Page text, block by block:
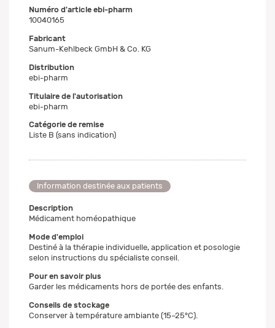
Numéro d'article ebi-pharm
10040165
Fabricant
Sanum-Kehlbeck GmbH & Co. KG
Distribution
ebi-pharm
Titulaire de l'autorisation
ebi-pharm
Catégorie de remise
Liste B (sans indication)
Information destinée aux patients
Description
Médicament homéopathique
Mode d'emploi
Destiné à la thérapie individuelle, application et posologie
selon instructions du spécialiste conseil.
Pour en savoir plus
Garder les médicaments hors de portée des enfants.
Conseils de stockage
Conserver à température ambiante (15–25°C).